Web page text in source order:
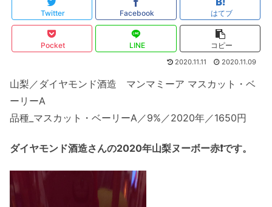
Twitter Facebook はてブ
Pocket LINE コピー
2020.11.11 2020.11.09
山梨／ダイヤモンド酒造 マンマミーア マスカット・ベ
ーリーA
品種_マスカット・ベーリーA／9%／2020年／1650円
ダイヤモンド酒造さんの2020年山梨ヌーボー赤❗️です。